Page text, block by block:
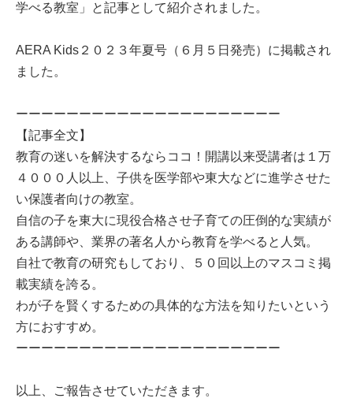
学べる教室」と記事として紹介されました。
AERA Kids２０２３年夏号（６月５日発売）に掲載され
ました。
ーーーーーーーーーーーーーーーーーーーーー
【記事全文】
教育の迷いを解決するならココ！開講以来受講者は１万
４０００人以上、子供を医学部や東大などに進学させた
い保護者向けの教室。
自信の子を東大に現役合格させ子育ての圧倒的な実績が
ある講師や、業界の著名人から教育を学べると人気。
自社で教育の研究もしており、５０回以上のマスコミ掲
載実績を誇る。
わが子を賢くするための具体的な方法を知りたいという
方におすすめ。
ーーーーーーーーーーーーーーーーーーーーー
以上、ご報告させていただきます。